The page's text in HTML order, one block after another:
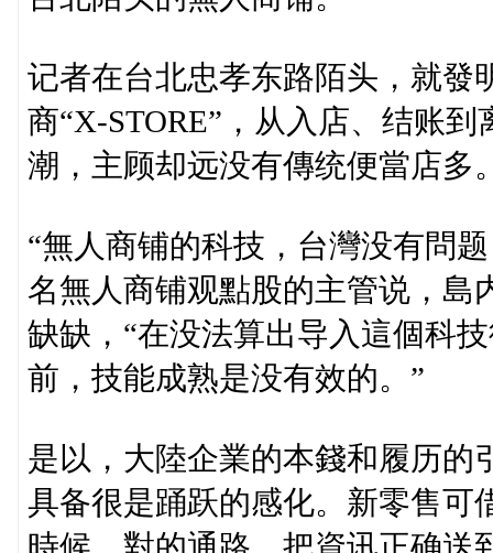
记者在台北忠孝东路陌头，就發
商“X-STORE”，从入店、结账
潮，主顾却远没有傳统便當店多
“無人商铺的科技，台灣没有問
名無人商铺观點股的主管说，島
缺缺，“在没法算出导入這個科
前，技能成熟是没有效的。”
是以，大陸企業的本錢和履历的
具备很是踊跃的感化。新零售可